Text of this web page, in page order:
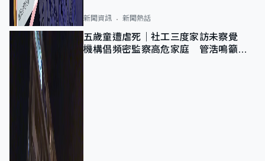
新聞資訊 新聞熱話
五歲童遭虐死｜社工三度家訪未察覺
機構倡頻密監察高危家庭 管浩鳴籲加